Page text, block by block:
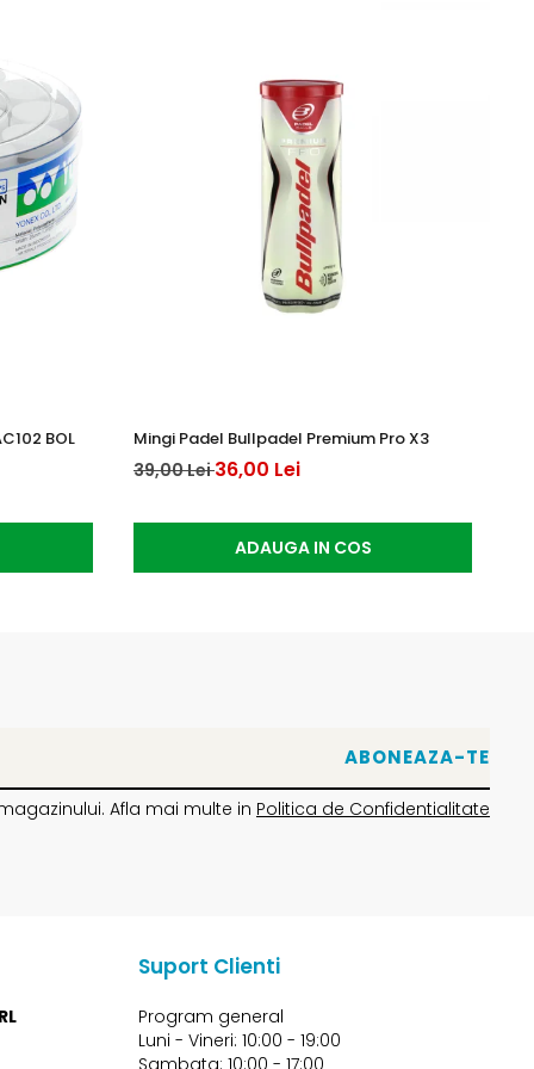
BOL Mingi Padel Bullpadel Premium Pro X3
39,00 Lei36,00 Lei
ADAUGA IN COS
Afla mai multe in Politica de Confidentialitate
Suport Clienti
Program general
Luni - Vineri: 10:00 - 19:00
Sambata: 10:00 - 17:00